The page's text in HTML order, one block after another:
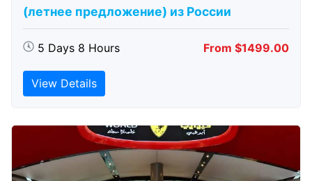
(летнее предложение) из России
5 Days 8 Hours From $1499.00
View Details